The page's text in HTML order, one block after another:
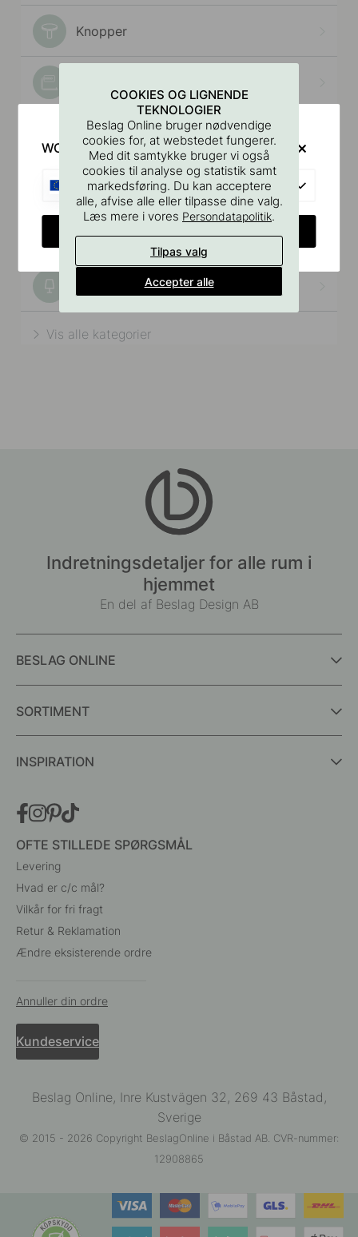
WOULD YOU RATHER VISIT?
EU
Indretningsdetaljer for alle rum i
hjemmet
En del af Beslag Design AB
BESLAG ONLINE
SORTIMENT
INSPIRATION
OFTE STILLEDE SPØRGSMÅL
Levering
Hvad er c/c mål?
Vilkår for fri fragt
Retur & Reklamation
Ændre eksisterende ordre
Annuller din ordre
Kundeservice
Beslag Online, Inre Kustvägen 32, 269 43 Båstad,
Sverige
© 2015 - 2026 Copyright BeslagOnline i Båstad AB. CVR-nummer:
12908865
COOKIES OG LIGNENDE
TEKNOLOGIER
Beslag Online bruger nødvendige
cookies for, at webstedet fungerer.
Med dit samtykke bruger vi også
cookies til analyse og statistik samt
markedsføring. Du kan acceptere
alle, afvise alle eller tilpasse dine valg.
Læs mere i vores Persondatapolitik.
Tilpas valg
Accepter alle